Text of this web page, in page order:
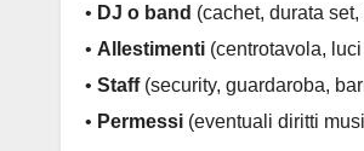
• DJ o band (cachet, durata
• Allestimenti (centrotavola,
• Staff(security, guardaroba,
• Permessi (eventuali diritti